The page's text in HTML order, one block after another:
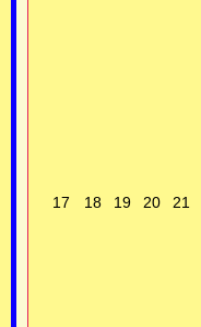
17 18 19 20 21